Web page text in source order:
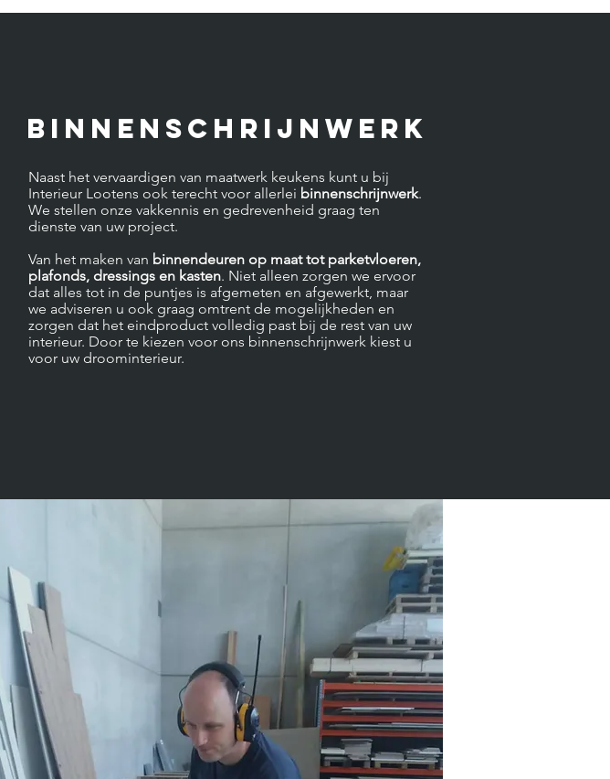
BINNENSCHRIJNWERK
Naast het vervaardigen van maatwerk keukens kunt u bij
Interieur Lootens ook terecht voor allerlei binnenschrijnwerk.
We stellen onze vakkennis en gedrevenheid graag ten
dienste van uw project.
Van het maken van binnendeuren op maat tot parketvloeren,
plafonds, dressings en kasten. Niet alleen zorgen we ervoor
dat alles tot in de puntjes is afgemeten en afgewerkt, maar
we adviseren u ook graag omtrent de mogelijkheden en
zorgen dat het eindproduct volledig past bij de rest van uw
interieur. Door te kiezen voor ons binnenschrijnwerk kiest u
voor uw droominterieur.